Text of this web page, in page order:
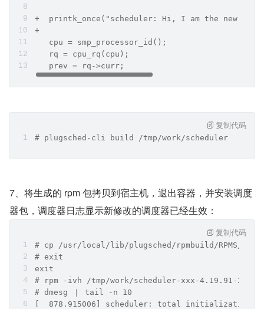
+  printk_once("scheduler: Hi, I am the new
+
   cpu = smp_processor_id();
   rq = cpu_rq(cpu);
   prev = rq->curr;
# plugsched-cli build /tmp/work/scheduler
复制代码
7、将生成的 rpm 包拷贝到宿主机，退出容器，并安装调度
器包，调度器日志显示新修改的调度器已经生效：
# cp /usr/local/lib/plugsched/rpmbuild/RPMS/
# exit
exit
# rpm -ivh /tmp/work/scheduler-xxx-4.19.91-
# dmesg ｜ tail -n 10
[  878.915006] scheduler: total initialization
复制代码